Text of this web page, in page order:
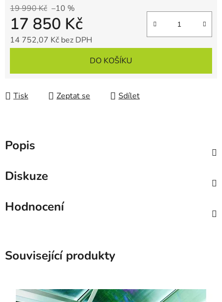
19 990 Kč –10 %
17 850 Kč
14 752,07 Kč bez DPH
DO KOŠÍKU
Tisk Zeptat se Sdílet
Popis
Diskuze
Hodnocení
Související produkty